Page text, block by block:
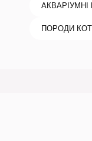
ПОРОДИ